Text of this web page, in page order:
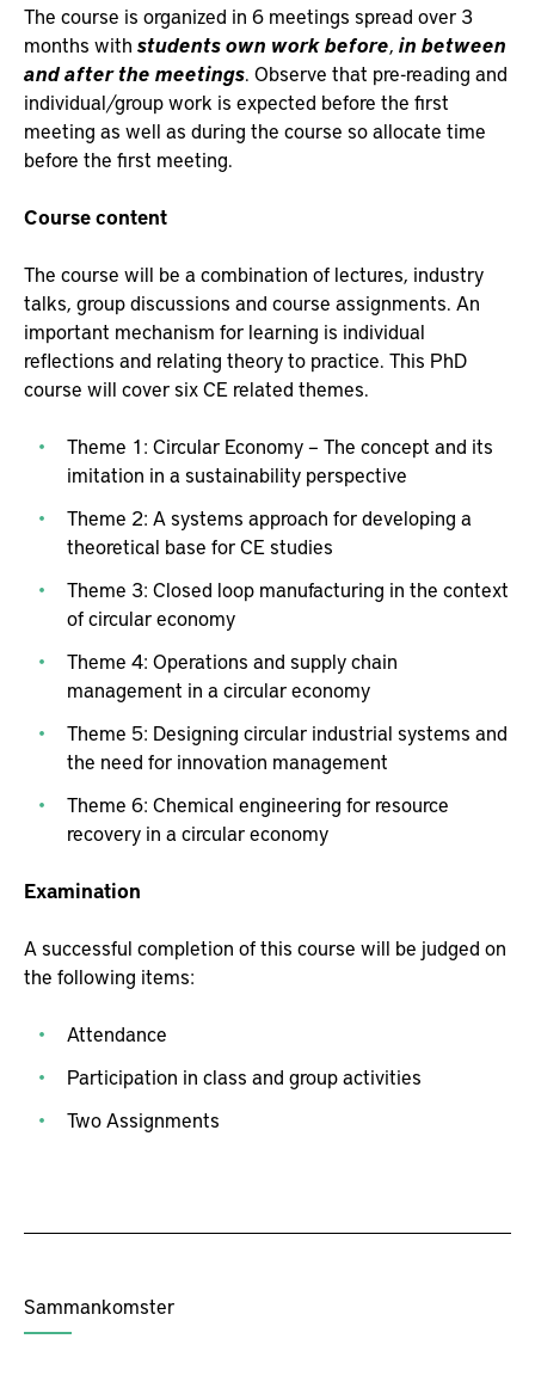
The course is organized in 6 meetings spread over 3
months with students own work before, in between
and after the meetings. Observe that pre-reading and
individual/group work is expected before the first
meeting as well as during the course so allocate time
before the first meeting.
Course content
The course will be a combination of lectures, industry
talks, group discussions and course assignments. An
important mechanism for learning is individual
reflections and relating theory to practice. This PhD
course will cover six CE related themes.
Theme 1: Circular Economy – The concept and its
imitation in a sustainability perspective
Theme 2: A systems approach for developing a
theoretical base for CE studies
Theme 3: Closed loop manufacturing in the context
of circular economy
Theme 4: Operations and supply chain
management in a circular economy
Theme 5: Designing circular industrial systems and
the need for innovation management
Theme 6: Chemical engineering for resource
recovery in a circular economy
Examination
A successful completion of this course will be judged on
the following items:
Attendance
Participation in class and group activities
Two Assignments
Sammankomster